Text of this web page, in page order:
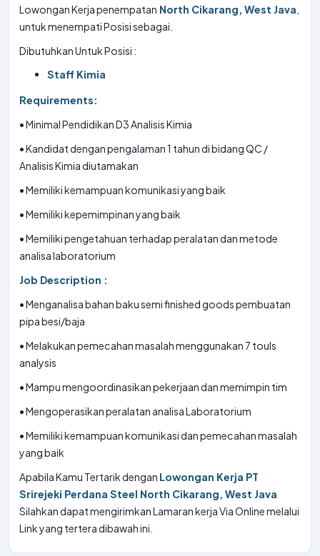
Lowongan Kerja penempatan North Cikarang, West Java
untuk menempati Posisi sebagai.
Dibutuhkan Untuk Posisi :
Staff Kimia
Requirements:
• Minimal Pendidikan D3 Analisis Kimia
• Kandidat dengan pengalaman 1 tahun di bidang QC /
Analisis Kimia diutamakan
• Memiliki kemampuan komunikasi yang baik
• Memiliki kepemimpinan yang baik
• Memiliki pengetahuan terhadap peralatan dan metode
analisa laboratorium
Job Description :
• Menganalisa bahan baku semi finished goods pembuatan
pipa besi/baja
• Melakukan pemecahan masalah menggunakan 7 touls
analysis
• Mampu mengoordinasikan pekerjaan dan memimpin tim
• Mengoperasikan peralatan analisa Laboratorium
• Memiliki kemampuan komunikasi dan pemecahan masalah
yang baik
Apabila Kamu Tertarik dengan Lowongan Kerja PT
Srirejeki Perdana Steel North Cikarang, West Java
Silahkan dapat mengirimkan Lamaran kerja Via Online melalui
Link yang tertera dibawah ini.